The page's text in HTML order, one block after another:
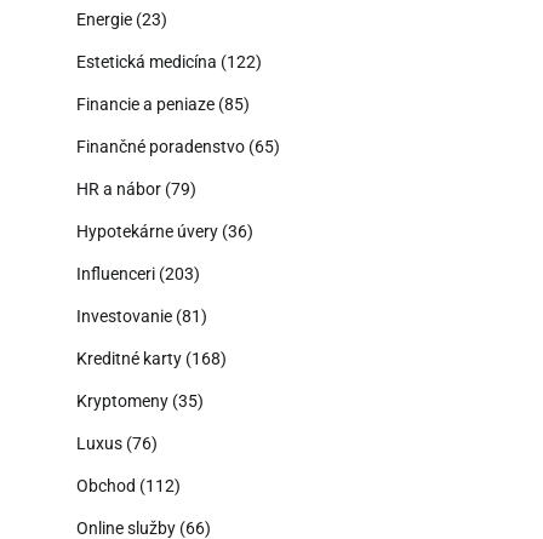
Energie (23)
Estetická medicína (122)
Financie a peniaze (85)
Finančné poradenstvo (65)
HR a nábor (79)
Hypotekárne úvery (36)
Influenceri (203)
Investovanie (81)
Kreditné karty (168)
Kryptomeny (35)
Luxus (76)
Obchod (112)
Online služby (66)